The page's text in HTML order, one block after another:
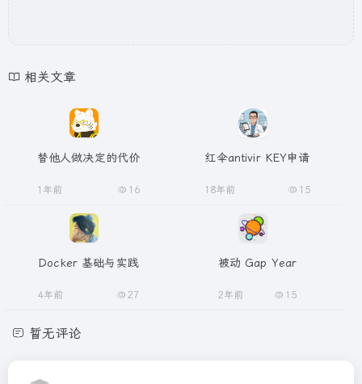
相关文章
替他人做决定的代价
1年前 16
红伞antivir KEY申请
18年前 15
Docker 基础与实践
4年前 27
被动 Gap Year
2年前 15
暂无评论